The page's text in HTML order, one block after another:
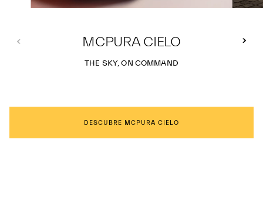
MCPURA CIELO
THE SKY, ON COMMAND
DESCUBRE MCPURA CIELO